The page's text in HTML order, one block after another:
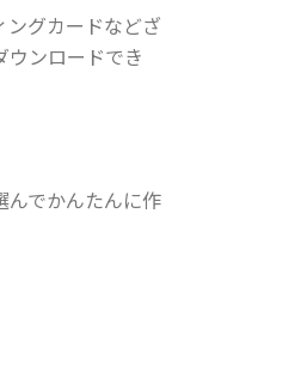
グカードなどざ
ウンロードでき
んでかんたんに作